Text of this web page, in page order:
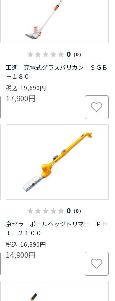
0（0）
工進 充電式グラスバリカン ＳＧＢ
－１８０
19,690円
17,900円
0（0）
京セラ ポールヘッジトリマー ＰＨ
Ｔ－２１００
16,390円
14,900円